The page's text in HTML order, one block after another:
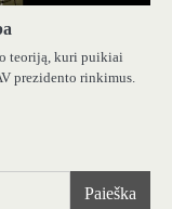
teoriją, kuri puikiai
prezidento rinkimus.
Paieška